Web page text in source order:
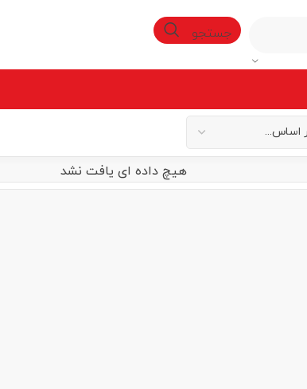
جستجو
هیچ داده ای یافت نشد